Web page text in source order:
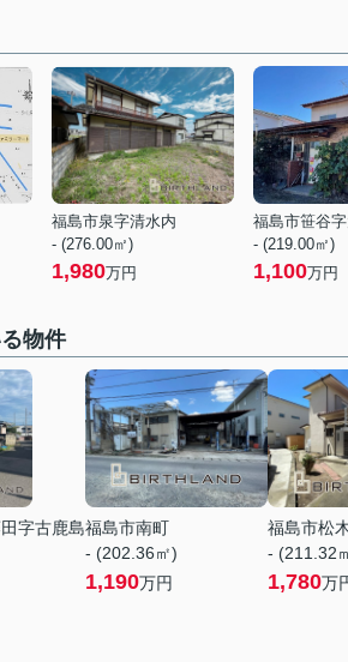
福島市泉字清水内
- (276.00㎡)
1,980万円
福島市笹谷
- (219.00㎡)
1,100万円
物件
字古鹿島福島市南町
- (202.36㎡)
1,190万円
福島市松
- (211.32
1,780万